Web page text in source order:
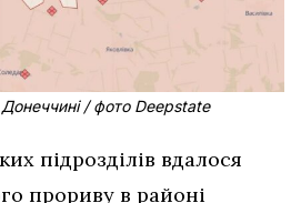
Донеччині / фото Deepstate
підрозділів вдалося
прориву в районі